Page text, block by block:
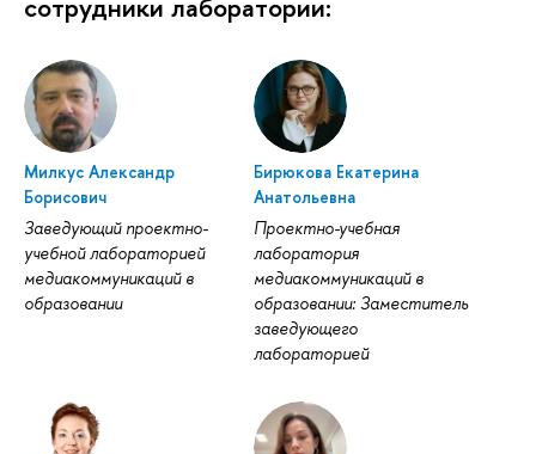
Милкус Александр
Борисович
Заведующий проектно-
учебной лабораторией
медиакоммуникаций в
образовании
Бирюкова Екатерина
Анатольевна
Проектно-учебная
лаборатория
медиакоммуникаций в
образовании: Заместитель
заведующего
лабораторией